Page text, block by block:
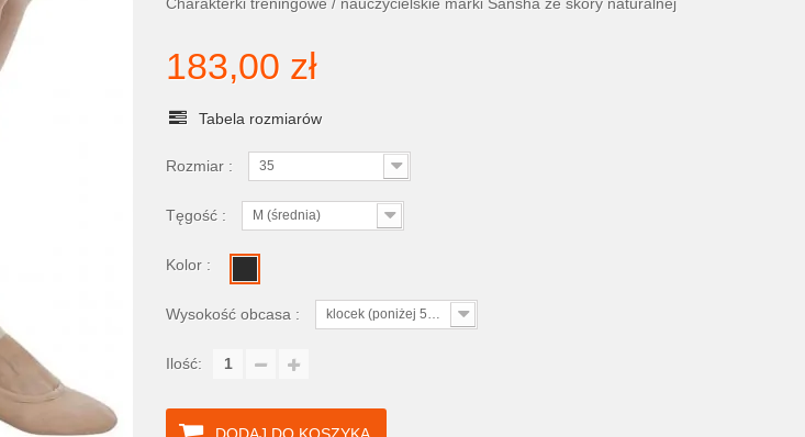
183,00 zł
Tabela rozmiarów
Rozmiar : 35
Tęgość : M (średnia)
Kolor :
Wysokość obcasa : klocek (poniżej 5cm)
Ilość:
DODAJ DO KOSZYKA